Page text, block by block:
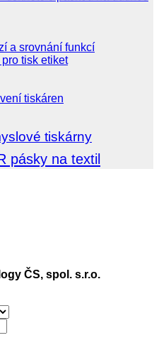
a srovnání funkcí
tisk etiketŽádné
BarTender
Přehled
etiket
tiskáren
textu
názvem
tiskárny
pásky na textil
ČS, spol. s.r.o.